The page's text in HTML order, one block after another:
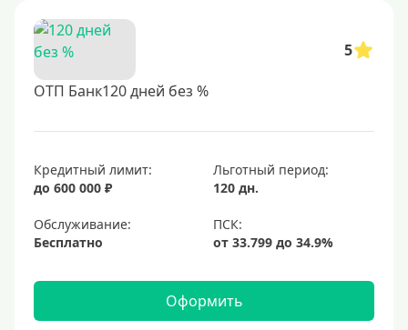
5
ОТП Банк120 дней без %
Кредитный лимит:
до 600 000 ₽
Льготный период:
120 дн.
Обслуживание:
Бесплатно
Оформить